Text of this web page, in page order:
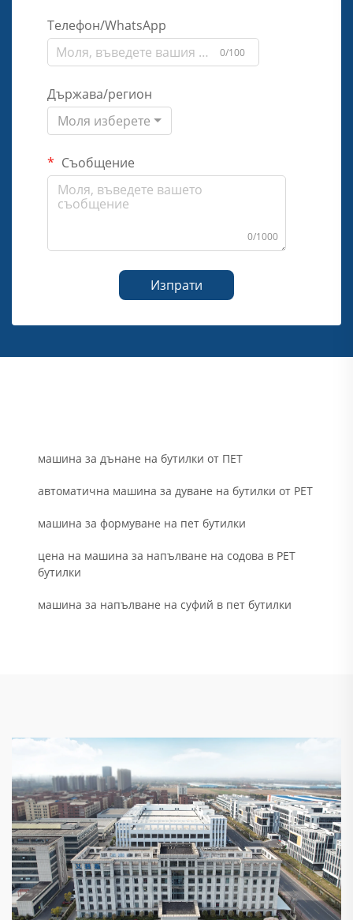
Телефон/WhatsApp
0/100
Държава/регион
Моля изберете
Съобщение
0/1000
Изпрати
машина за дънане на бутилки от ПЕТ
автоматична машина за дуване на бутилки от PET
машина за формуване на пет бутилки
цена на машина за напълване на содова в PET
бутилки
машина за напълване на суфий в пет бутилки